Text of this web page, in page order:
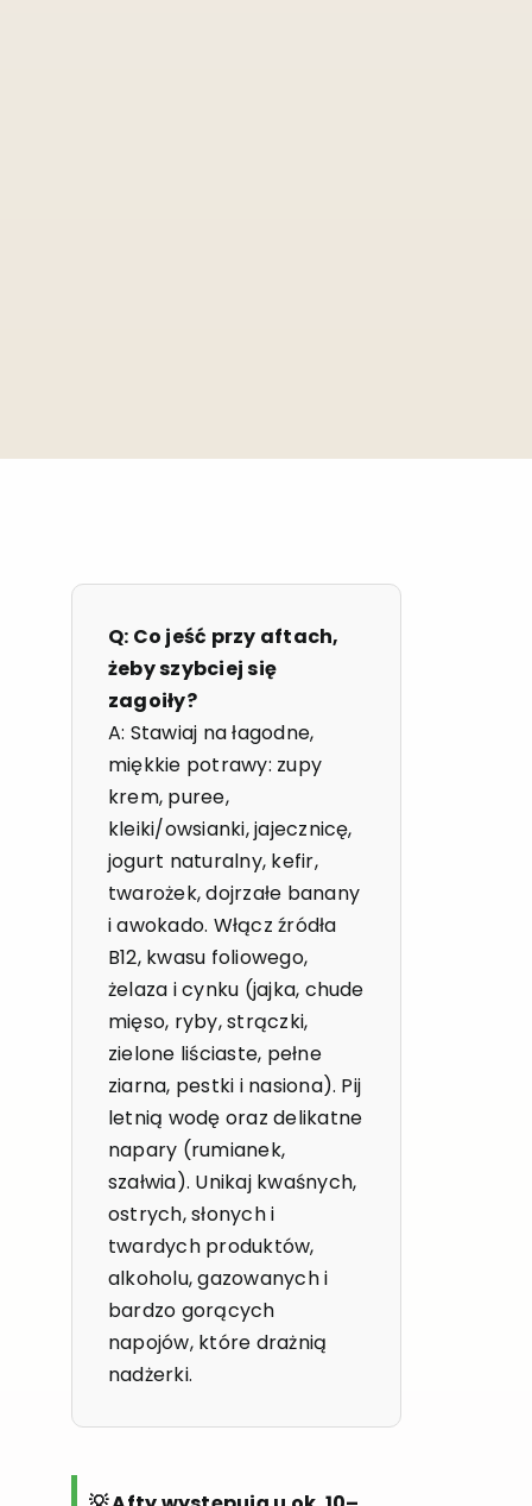
Q: Co jeść przy aftach,
żeby szybciej się
zagoiły?
A: Stawiaj na łagodne,
miękkie potrawy: zupy
krem, puree,
kleiki/owsianki, jajecznicę,
jogurt naturalny, kefir,
twarożek, dojrzałe banany
i awokado. Włącz źródła
B12, kwasu foliowego,
żelaza i cynku (jajka, chude
mięso, ryby, strączki,
zielone liściaste, pełne
ziarna, pestki i nasiona). Pij
letnią wodę oraz delikatne
napary (rumianek,
szałwia). Unikaj kwaśnych,
ostrych, słonych i
twardych produktów,
alkoholu, gazowanych i
bardzo gorących
napojów, które drażnią
nadżerki.